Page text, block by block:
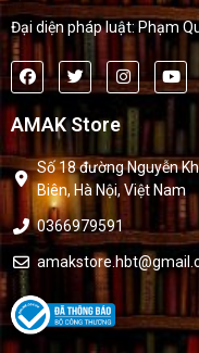
Đại diện pháp luật: Phạm
AMAK Store
Số 18 đường Nguyễn
Biên, Hà Nội, Việt Nam
0366979591